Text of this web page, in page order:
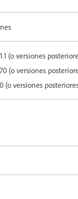
(o versiones
(o versiones
(o versiones